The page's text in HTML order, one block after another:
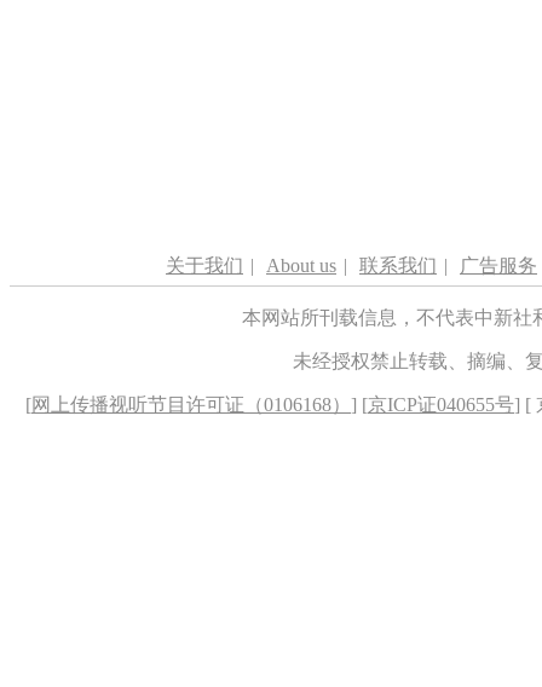
关于我们 | About us | 联系我们 | 广告服务
本网站所刊载信息，不代表中新
未经授权禁止转载、摘编、
[网上传播视听节目许可证（0106168） ] [京ICP证040655号] [